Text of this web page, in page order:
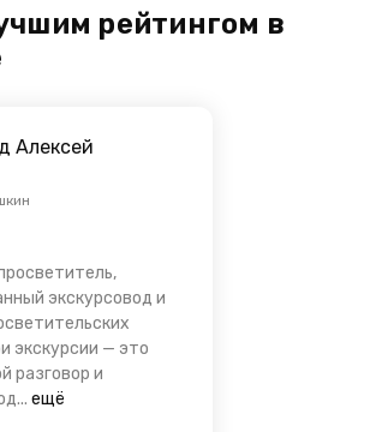
рейтингом в
Алексей
экскурсовод и
экскурсии — это
разговор и
ещё